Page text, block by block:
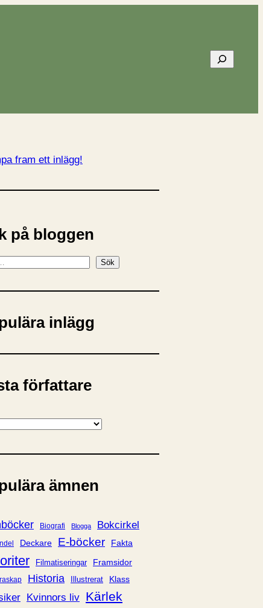
Sök
fram ett inlägg!
på bloggen
Sök
inlägg
författare
ämnen
Biografi Blogga Bokcirkel
Deckare E-böcker Fakta
Filmatiseringar Framsidor
Historia Illustrerat Klass
Kvinnors liv Kärlek